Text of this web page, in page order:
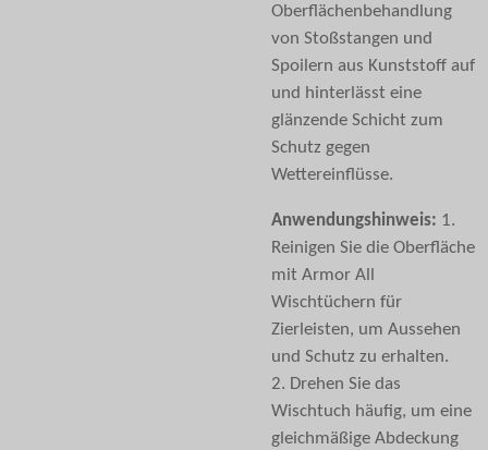
Oberflächenbehandlung
von Stoßstangen und
Spoilern aus Kunststoff auf
und hinterlässt eine
glänzende Schicht zum
Schutz gegen
Wettereinflüsse.
Anwendungshinweis: 1.
Reinigen Sie die Oberfläche
mit Armor All
Wischtüchern für
Zierleisten, um Aussehen
und Schutz zu erhalten.
2. Drehen Sie das
Wischtuch häufig, um eine
gleichmäßige Abdeckung